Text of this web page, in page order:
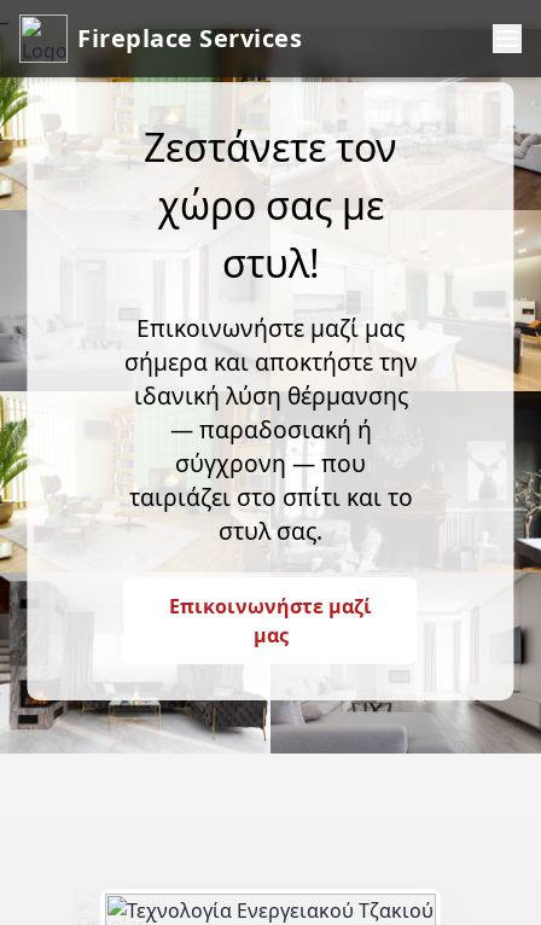
Fireplace Services
Ζεστάνετε τον
χώρο σας με
στυλ!
Επικοινωνήστε μαζί μας
σήμερα και αποκτήστε την
ιδανική λύση θέρμανσης
— παραδοσιακή ή
σύγχρονη — που
ταιριάζει στο σπίτι και το
στυλ σας.
Επικοινωνήστε μαζί
μας